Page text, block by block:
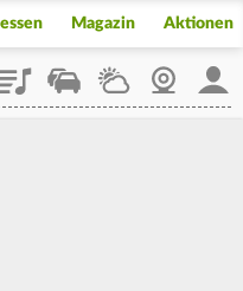
Magazin Aktionen
StaupilotWetterWebcam